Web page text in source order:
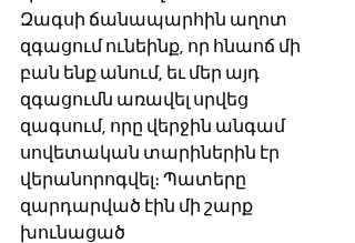
Զագսի ճանապարհին աղոտ
զգացում ունեինք, որ հնաոճ մի
բան ենք անում, եւ մեր այդ
զգացումն առավել սրվեց
զագսում, որը վերջին անգամ
սովետական տարիներին էր
վերանորոգվել։ Պատերը
զարդարված էին մի շարք
խունացած